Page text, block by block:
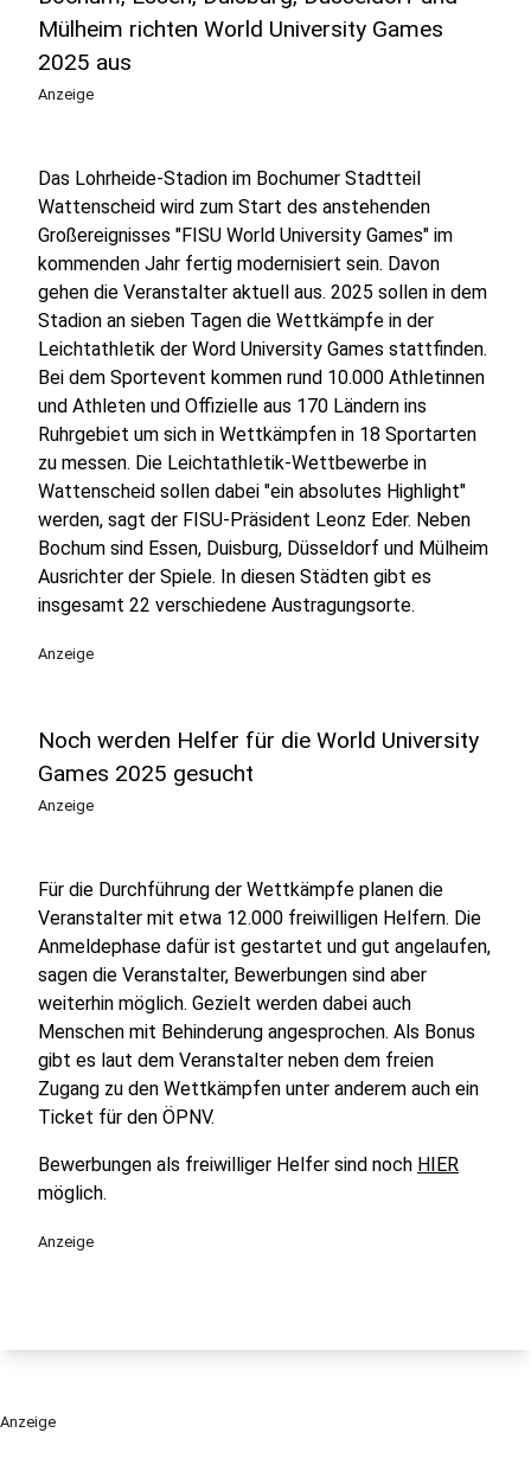
Mülheim richten World University Games
2025 aus
Anzeige
Das Lohrheide-Stadion im Bochumer Stadtteil
Wattenscheid wird zum Start des anstehenden
Großereignisses "FISU World University Games" im
kommenden Jahr fertig modernisiert sein. Davon
gehen die Veranstalter aktuell aus. 2025 sollen in dem
Stadion an sieben Tagen die Wettkämpfe in der
Leichtathletik der Word University Games stattfinden.
Bei dem Sportevent kommen rund 10.000 Athletinnen
und Athleten und Offizielle aus 170 Ländern ins
Ruhrgebiet um sich in Wettkämpfen in 18 Sportarten
zu messen. Die Leichtathletik-Wettbewerbe in
Wattenscheid sollen dabei "ein absolutes Highlight"
werden, sagt der FISU-Präsident Leonz Eder. Neben
Bochum sind Essen, Duisburg, Düsseldorf und Mülheim
Ausrichter der Spiele. In diesen Städten gibt es
insgesamt 22 verschiedene Austragungsorte.
Anzeige
Noch werden Helfer für die World University
Games 2025 gesucht
Anzeige
Für die Durchführung der Wettkämpfe planen die
Veranstalter mit etwa 12.000 freiwilligen Helfern. Die
Anmeldephase dafür ist gestartet und gut angelaufen,
sagen die Veranstalter, Bewerbungen sind aber
weiterhin möglich. Gezielt werden dabei auch
Menschen mit Behinderung angesprochen. Als Bonus
gibt es laut dem Veranstalter neben dem freien
Zugang zu den Wettkämpfen unter anderem auch ein
Ticket für den ÖPNV.
Bewerbungen als freiwilliger Helfer sind noch HIER
möglich.
Anzeige
Anzeige